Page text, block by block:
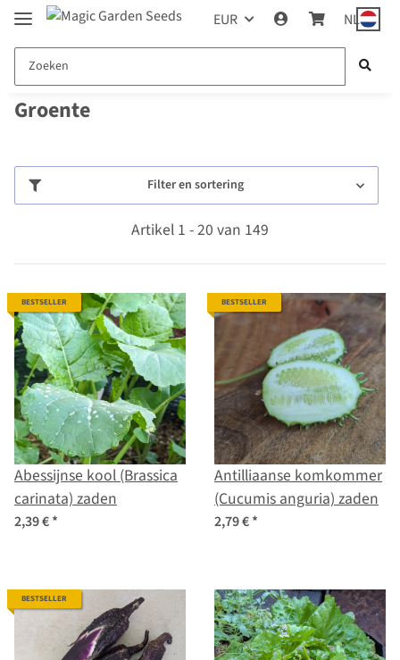
EUR NL
Groente
Filter en sortering
Artikel 1 - 20 van 149
BESTSELLER
Abessijnse kool (Brassica
carinata) zaden
2,39 €*
BESTSELLER
Antilliaanse komkommer
(Cucumis anguria) zaden
2,79 €*
BESTSELLER